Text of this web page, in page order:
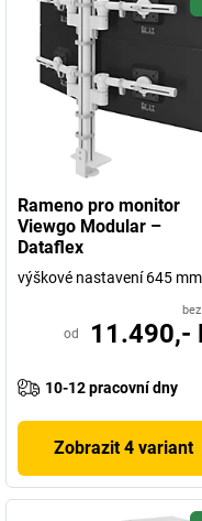
Rameno pro monitor
Viewgo Modular –
Dataflex
výškové nastavení 645 mm
od 11.490,-
10-12 pracovní dny
Zobrazit 4 variant